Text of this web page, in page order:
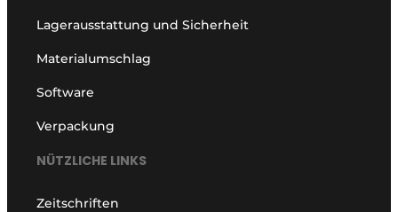
Lagerausstattung und Sicherheit
Materialumschlag
Software
Verpackung
NÜTZLICHE LINKS
Zeitschriften